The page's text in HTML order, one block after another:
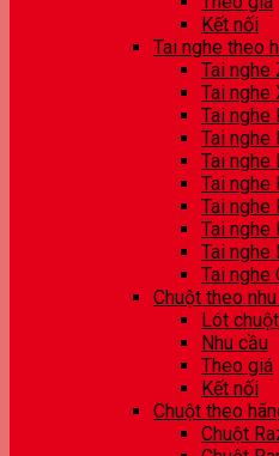
Kết nối
Tai nghe theo
Tai nghe
Tai nghe
Tai nghe
Tai nghe
Tai nghe
Tai nghe
Tai nghe
Tai nghe
Tai nghe
Tai nghe
Chuột theo
Lót chuột
Nhu cầu
Theo giá
Kết nối
Chuột theo
Chuột